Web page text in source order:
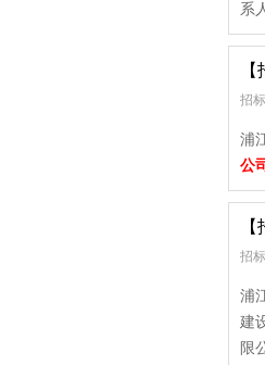
系
招
浦
公司
招
浦
建
限